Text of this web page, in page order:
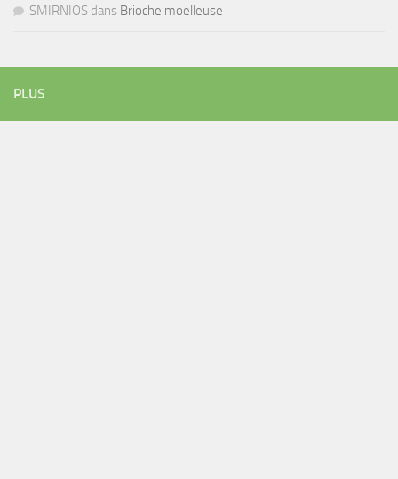
SMIRNIOS dans Brioche moelleuse
PLUS